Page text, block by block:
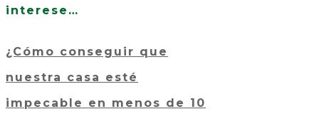
interese…
¿Cómo conseguir que
nuestra casa esté
impecable en menos de 10